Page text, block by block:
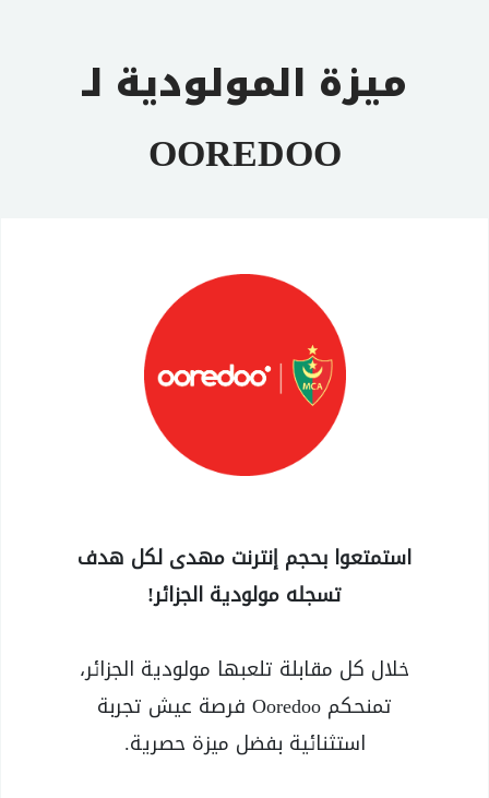
ميزة المولودية لـ
OOREDOO
استمتعوا بحجم إنترنت مهدى لكل هدف
تسجله مولودية الجزائر!
خلال كل مقابلة تلعبها مولودية الجزائر،
تمنحكم Ooredoo فرصة عيش تجربة
استثنائية بفضل ميزة حصرية.